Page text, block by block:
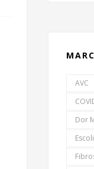
AVC
Dor